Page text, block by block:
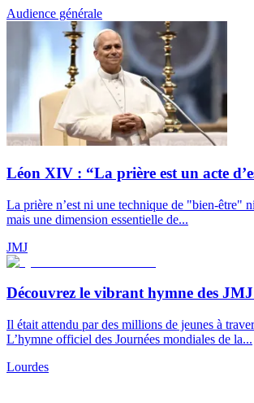
Audience générale
Léon XIV : “La prière est un acte
La prière n’est ni une technique de "bien-être"
mais une dimension essentielle de...
JMJ
Découvrez le vibrant hymne des
Il était attendu par des millions de jeunes à
L’hymne officiel des Journées mondiales de la...
Lourdes